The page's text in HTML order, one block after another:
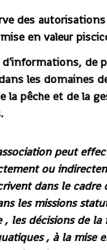
des
en valeur
de
les domaines
la pêche et de la
peut
ou
dans le cadre
les missions
les décisions de
, à la mise